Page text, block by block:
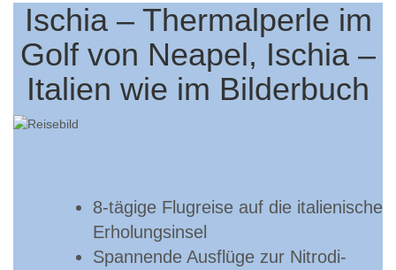
Ischia – Thermalperle im
Golf von Neapel, Ischia –
Italien wie im Bilderbuch
8-tägige Flugreise auf die italienische
Erholungsinsel
Spannende Ausflüge zur Nitrodi-